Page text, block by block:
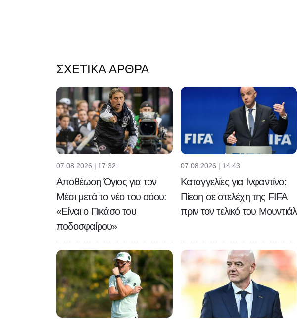
ΣΧΕΤΙΚΆ ΆΡΘΡΑ
07.08.2026 | 17:32
Αποθέωση Όγιος για τον
Μέσι μετά το νέο του σόου:
«Είναι ο Πικάσο του
ποδοσφαίρου»
07.08.2026 | 14:43
Καταγγελίες για Ινφαντίνο:
Πίεση σε στελέχη της FIFA
πριν τον τελικό του Μουντιάλ